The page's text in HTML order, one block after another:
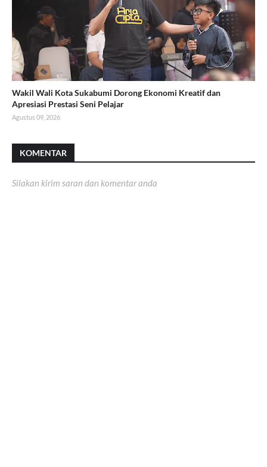
Wakil Wali Kota Sukabumi Dorong Ekonomi Kreatif dan
Apresiasi Prestasi Seni Pelajar
Agustus 09, 2026
KOMENTAR
Silakan kirim saran dan komentar anda